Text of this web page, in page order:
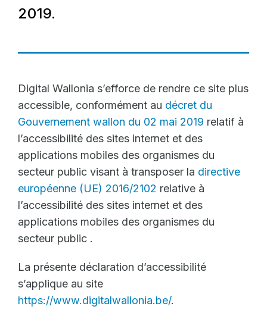
2019.
Digital Wallonia s’efforce de rendre ce site plus
accessible, conformément au décret du
Gouvernement wallon du 02 mai 2019 relatif à
l’accessibilité des sites internet et des
applications mobiles des organismes du
secteur public visant à transposer la directive
européenne (UE) 2016/2102 relative à
l’accessibilité des sites internet et des
applications mobiles des organismes du
secteur public .
La présente déclaration d’accessibilité
s’applique au site
https://www.digitalwallonia.be/.